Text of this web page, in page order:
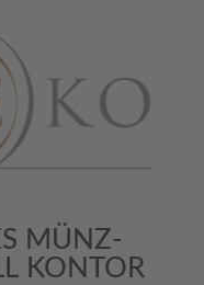
MÜNZ-
KONTOR